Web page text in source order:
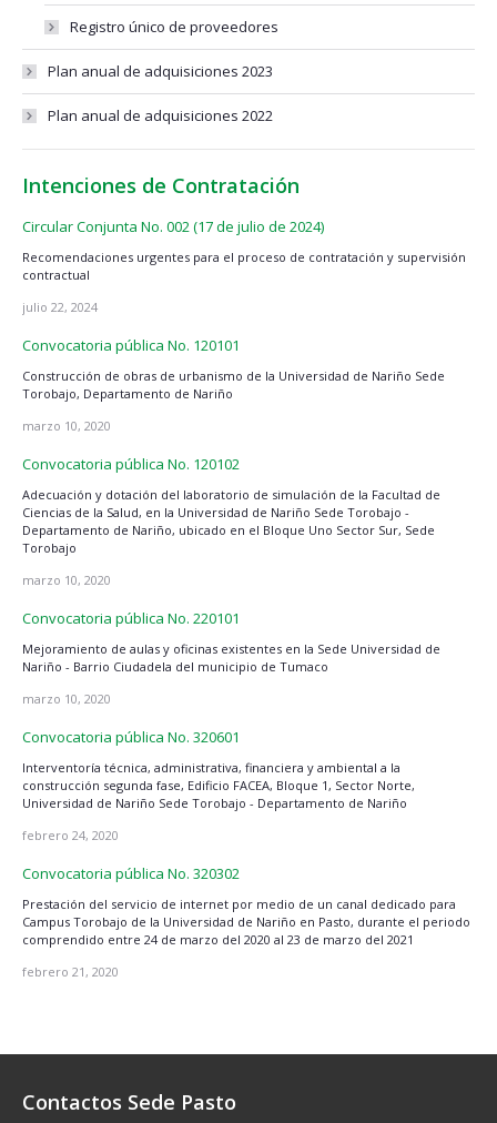
Registro único de proveedores
Plan anual de adquisiciones 2023
Plan anual de adquisiciones 2022
Intenciones de Contratación
Circular Conjunta No. 002 (17 de julio de 2024)
Recomendaciones urgentes para el proceso de contratación y supervisión
contractual
julio 22, 2024
Convocatoria pública No. 120101
Construcción de obras de urbanismo de la Universidad de Nariño Sede
Torobajo, Departamento de Nariño
marzo 10, 2020
Convocatoria pública No. 120102
Adecuación y dotación del laboratorio de simulación de la Facultad de
Ciencias de la Salud, en la Universidad de Nariño Sede Torobajo -
Departamento de Nariño, ubicado en el Bloque Uno Sector Sur, Sede
Torobajo
marzo 10, 2020
Convocatoria pública No. 220101
Mejoramiento de aulas y oficinas existentes en la Sede Universidad de
Nariño - Barrio Ciudadela del municipio de Tumaco
marzo 10, 2020
Convocatoria pública No. 320601
Interventoría técnica, administrativa, financiera y ambiental a la
construcción segunda fase, Edificio FACEA, Bloque 1, Sector Norte,
Universidad de Nariño Sede Torobajo - Departamento de Nariño
febrero 24, 2020
Convocatoria pública No. 320302
Prestación del servicio de internet por medio de un canal dedicado para
Campus Torobajo de la Universidad de Nariño en Pasto, durante el periodo
comprendido entre 24 de marzo del 2020 al 23 de marzo del 2021
febrero 21, 2020
Contactos Sede Pasto